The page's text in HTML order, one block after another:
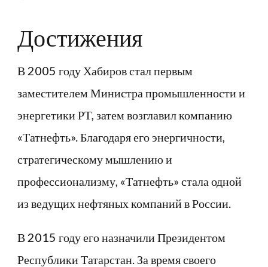
Достижения
В 2005 году Хабиров стал первым
заместителем Министра промышленности и
энергетики РТ, затем возглавил компанию
«Татнефть». Благодаря его энергичности,
стратегическому мышлению и
профессионализму, «Татнефть» стала одной
из ведущих нефтяных компаний в России.
В 2015 году его назначили Президентом
Республики Татарстан. За время своего